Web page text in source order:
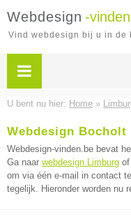
Webdesign -
Vind webdesign bij u in de
U bent nu hier: Home »
Webdesign Bocholt
Webdesign-vinden.be bevat
Ga naar webdesign Limburg
om via één e-mail in contact
tegelijk. Hieronder worden nu